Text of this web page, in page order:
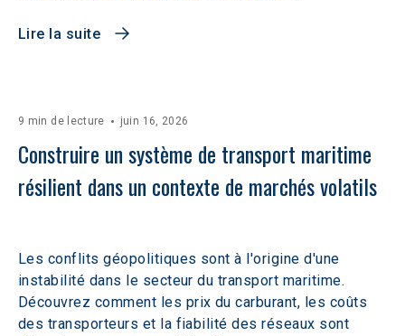
Lire la suite
9 min de lecture juin 16, 2026
Construire un système de transport maritime
résilient dans un contexte de marchés volatils
Les conflits géopolitiques sont à l'origine d'une
instabilité dans le secteur du transport maritime.
Découvrez comment les prix du carburant, les coûts
des transporteurs et la fiabilité des réseaux sont